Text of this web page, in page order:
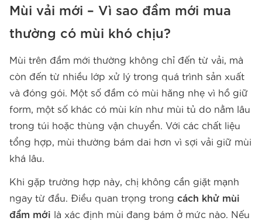
Mùi vải mới – Vì sao đầm mới mua
thường có mùi khó chịu?
Mùi trên đầm mới thường không chỉ đến từ vải, mà
còn đến từ nhiều lớp xử lý trong quá trình sản xuất
và đóng gói. Một số đầm có mùi hăng nhẹ vì hồ giữ
form, một số khác có mùi kín như mùi tủ do nằm lâu
trong túi hoặc thùng vận chuyển. Với các chất liệu
tổng hợp, mùi thường bám dai hơn vì sợi vải giữ mùi
khá lâu.
Khi gặp trường hợp này, chị không cần giặt mạnh
ngay từ đầu. Điều quan trọng trong cách khử mùi
đầm mới là xác định mùi đang bám ở mức nào. Nếu